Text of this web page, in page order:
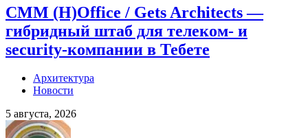
CMM (H)Office / Gets Architects —
гибридный штаб для телеком- и
security-компании в Тебете
Архитектура
Новости
5 августа, 2026